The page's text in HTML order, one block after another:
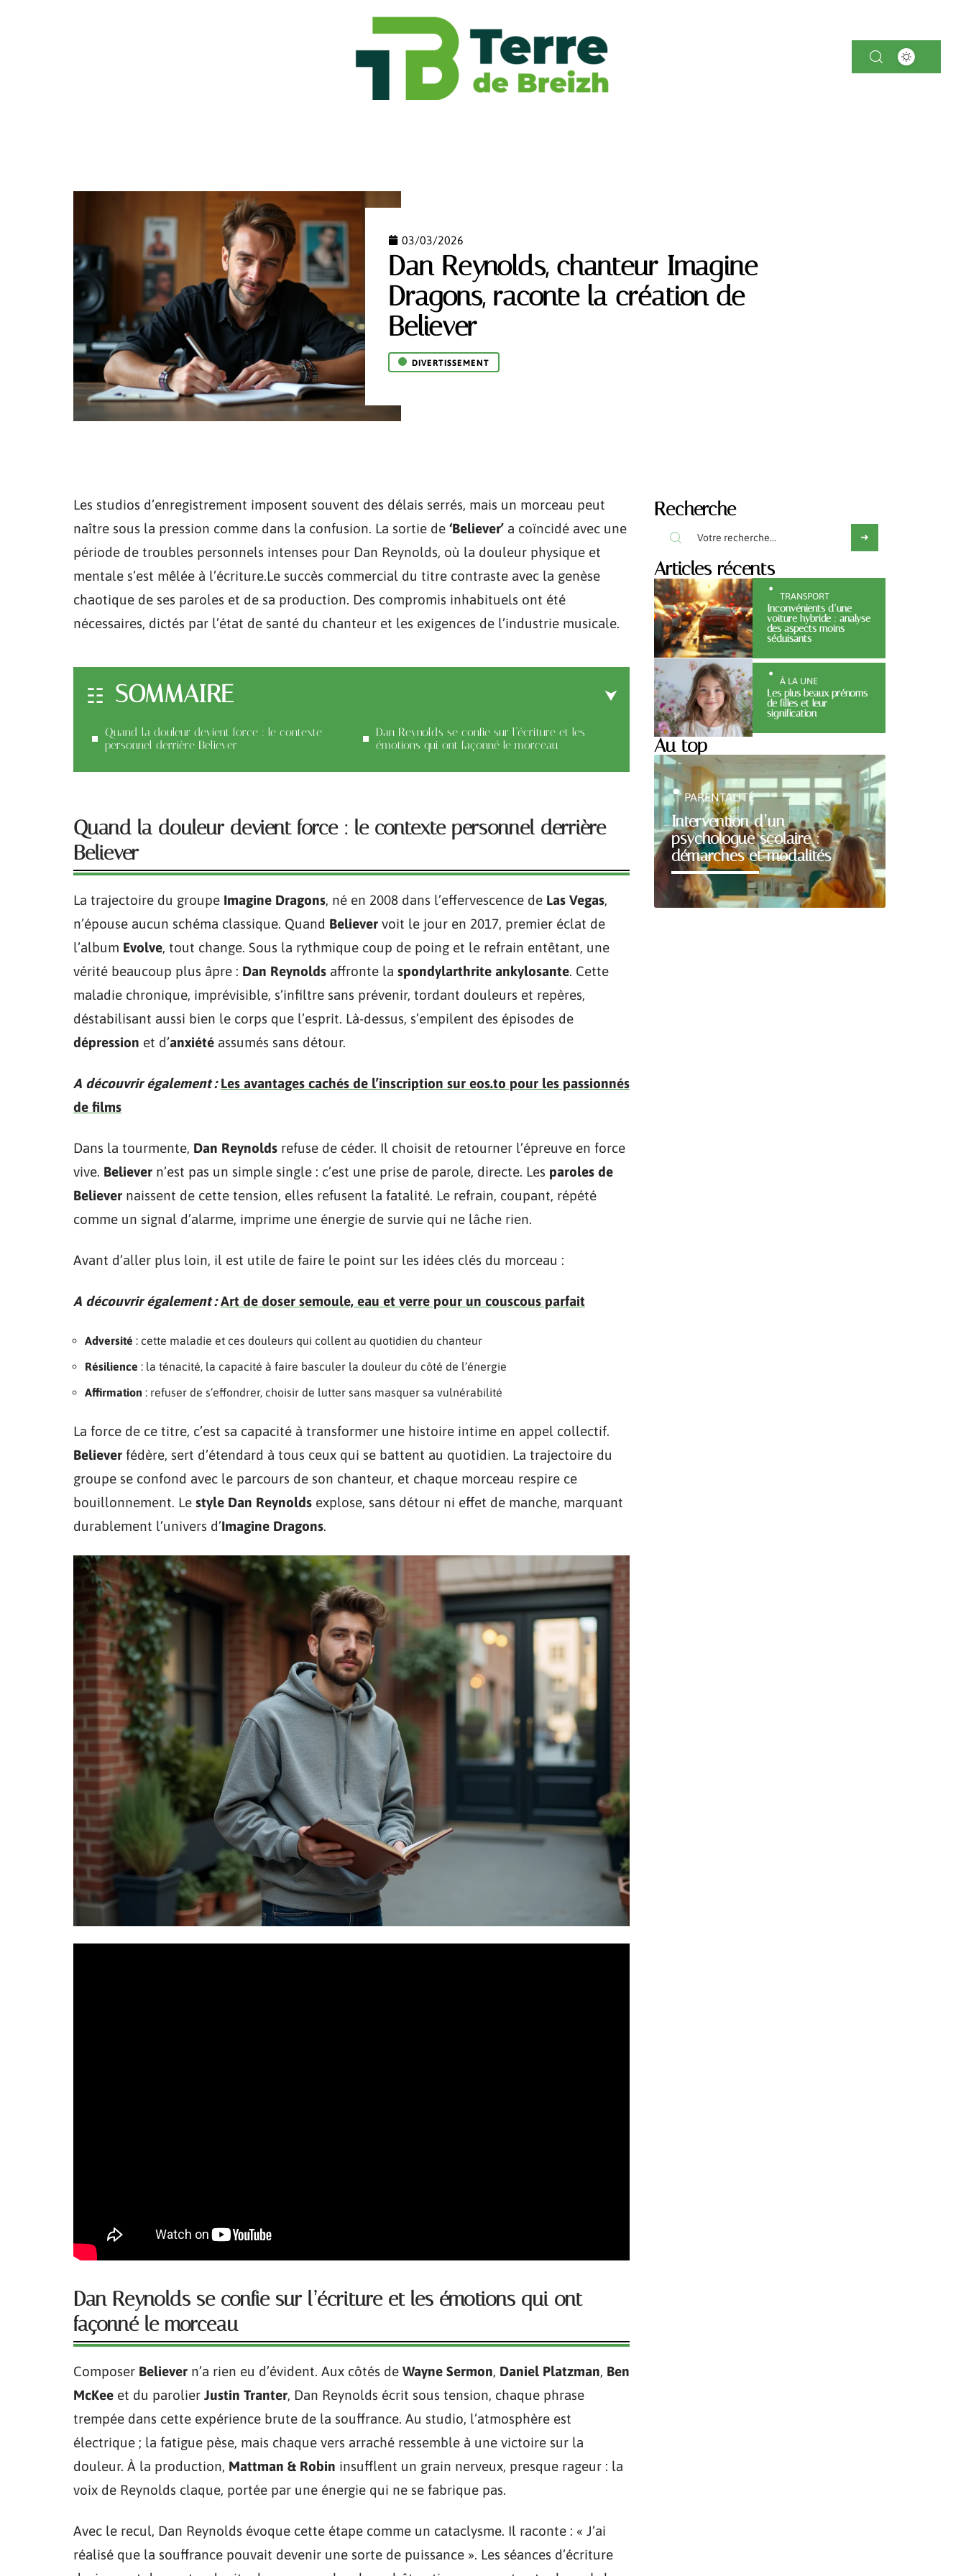
03/03/2026
Dan Reynolds, chanteur Imagine
Dragons, raconte la création de
Believer
DIVERTISSEMENT
Les studios d’enregistrement imposent souvent des délais serrés, mais un morceau peut
naître sous la pression comme dans la confusion. La sortie de ‘Believer’ a coïncidé avec une
période de troubles personnels intenses pour Dan Reynolds, où la douleur physique et
mentale s’est mêlée à l’écriture.Le succès commercial du titre contraste avec la genèse
chaotique de ses paroles et de sa production. Des compromis inhabituels ont été
nécessaires, dictés par l’état de santé du chanteur et les exigences de l’industrie musicale.
SOMMAIRE
Quand la douleur devient force : le contexte
personnel derrière Believer
Dan Reynolds se confie sur l’écriture et les
émotions qui ont façonné le morceau
Quand la douleur devient force : le contexte personnel derrière
Believer
La trajectoire du groupe Imagine Dragons, né en 2008 dans l’effervescence de Las Vegas,
n’épouse aucun schéma classique. Quand Believer voit le jour en 2017, premier éclat de
l’album Evolve, tout change. Sous la rythmique coup de poing et le refrain entêtant, une
vérité beaucoup plus âpre : Dan Reynolds affronte la spondylarthrite ankylosante. Cette
maladie chronique, imprévisible, s’infiltre sans prévenir, tordant douleurs et repères,
déstabilisant aussi bien le corps que l’esprit. Là-dessus, s’empilent des épisodes de
dépression et d’anxiété assumés sans détour.
A découvrir également : Les avantages cachés de l’inscription sur eos.to pour les passionnés
de films
Dans la tourmente, Dan Reynolds refuse de céder. Il choisit de retourner l’épreuve en force
vive. Believer n’est pas un simple single : c’est une prise de parole, directe. Les paroles de
Believer naissent de cette tension, elles refusent la fatalité. Le refrain, coupant, répété
comme un signal d’alarme, imprime une énergie de survie qui ne lâche rien.
Avant d’aller plus loin, il est utile de faire le point sur les idées clés du morceau :
A découvrir également : Art de doser semoule, eau et verre pour un couscous parfait
Adversité : cette maladie et ces douleurs qui collent au quotidien du chanteur
Résilience : la ténacité, la capacité à faire basculer la douleur du côté de l’énergie
Affirmation : refuser de s’effondrer, choisir de lutter sans masquer sa vulnérabilité
La force de ce titre, c’est sa capacité à transformer une histoire intime en appel collectif.
Believer fédère, sert d’étendard à tous ceux qui se battent au quotidien. La trajectoire du
groupe se confond avec le parcours de son chanteur, et chaque morceau respire ce
bouillonnement. Le style Dan Reynolds explose, sans détour ni effet de manche, marquant
durablement l’univers d’Imagine Dragons.
Dan Reynolds se confie sur l’écriture et les émotions qui ont
façonné le morceau
Composer Believer n’a rien eu d’évident. Aux côtés de Wayne Sermon, Daniel Platzman, Ben
McKee et du parolier Justin Tranter, Dan Reynolds écrit sous tension, chaque phrase
trempée dans cette expérience brute de la souffrance. Au studio, l’atmosphère est
électrique ; la fatigue pèse, mais chaque vers arraché ressemble à une victoire sur la
douleur. À la production, Mattman & Robin insufflent un grain nerveux, presque rageur : la
voix de Reynolds claque, portée par une énergie qui ne se fabrique pas.
Avec le recul, Dan Reynolds évoque cette étape comme un cataclysme. Il raconte : « J’ai
réalisé que la souffrance pouvait devenir une sorte de puissance ». Les séances d’écriture
Recherche
Articles récents
TRANSPORT
Inconvénients d’une
voiture hybride : analyse
des aspects moins
séduisants
À LA UNE
Les plus beaux prénoms
de filles et leur
signification
Au top
Intervention d’un
psychologue scolaire :
démarches et modalités
PARENTALITÉ